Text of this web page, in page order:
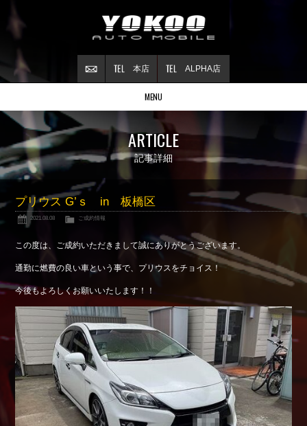
ALPHA店
本店
MENU
Stock list
在庫情報
Contract
ご成約情報
About NSX
NSXについて
Reflesh Plan
Trade in
買取査定
Blog
公式ブログ
Shop info.
店舗紹介
Company
会社概要
ARTICLE
記事詳細
プリウス G’ｓ in 板橋区
2021.08.08 ご成約情報
この度は、ご成約いただきまして誠にありがとうございます。
通勤に燃費の良い車という事で、プリウスをチョイス！
今後もよろしくお願いいたします！！